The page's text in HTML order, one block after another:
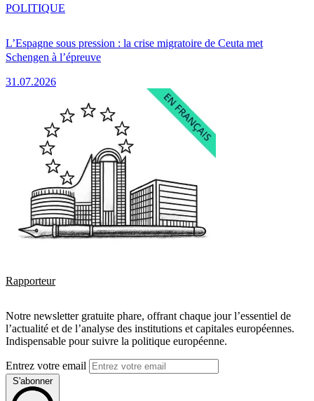
L’Espagne sous pression : la crise migratoire de Ceuta met
Schengen à l’épreuve
31.07.2026
POLITIQUE
Rapporteur
Notre newsletter gratuite phare, offrant chaque jour l’essentiel de
l’actualité et de l’analyse des institutions et capitales européennes.
Indispensable pour suivre la politique européenne.
Entrez votre email
S'abonner